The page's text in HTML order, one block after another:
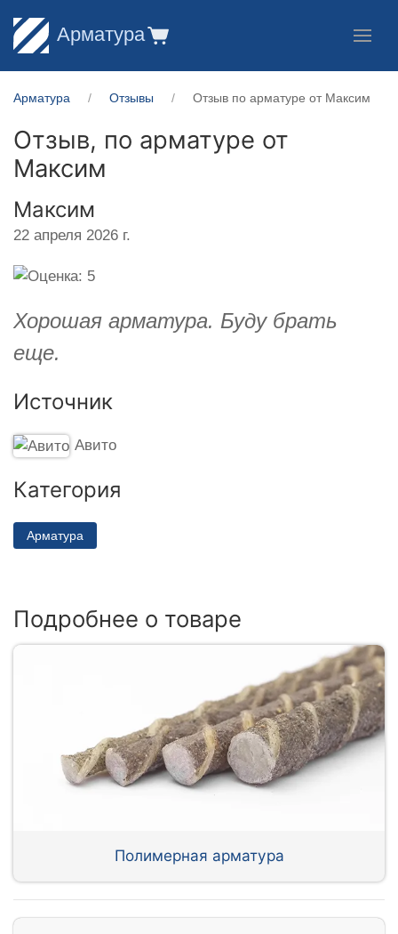
Арматура
Арматура Отзывы Отзыв по арматуре от Максим
Отзыв, по арматуре от
Максим
Максим
22 апреля 2026 г.
Хорошая арматура. Буду брать
еще.
Источник
Авито
Категория
Арматура
Подробнее о товаре
Полимерная арматура